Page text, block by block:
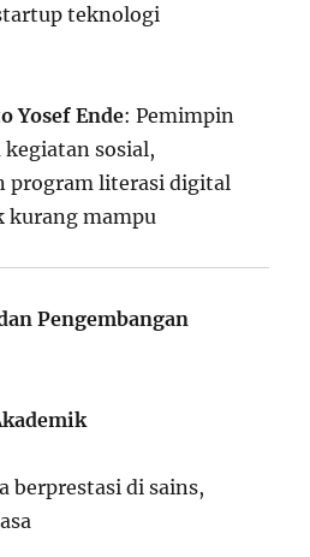
teknologi
Yosef Ende: Pemimpin
kegiatan sosial,
program literasi digital
mampu
Pengembangan
berprestasi di sains,